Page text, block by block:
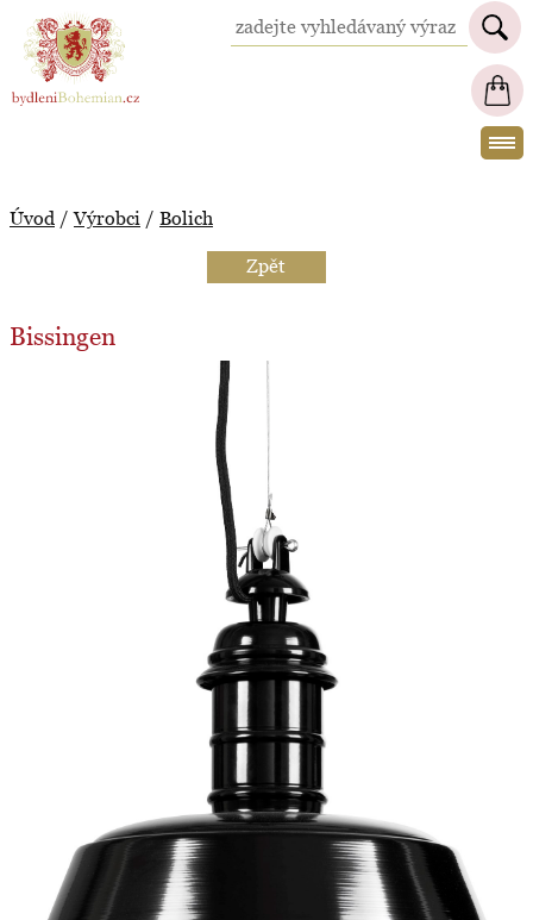
BydleniBohemian.cz
Úvod /Výrobci / Bolich
Zpět
Bissingen